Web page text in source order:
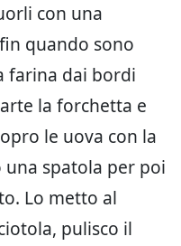
con una
quando sono
farina dai bordi
la forchetta e
le uova con la
spatola per poi
Lo metto al
pulisco il